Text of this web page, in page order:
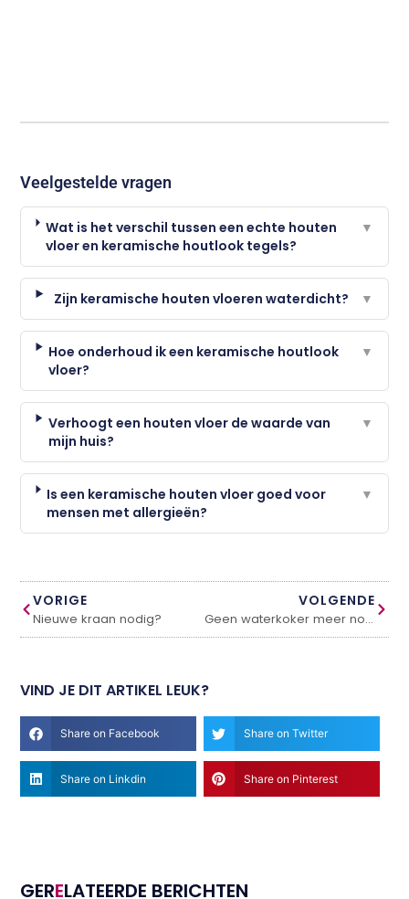
Veelgestelde vragen
Wat is het verschil tussen een echte houten
vloer en keramische houtlook tegels?
▼
Zijn keramische houten vloeren waterdicht? ▼
Hoe onderhoud ik een keramische houtlook
vloer?
▼
Verhoogt een houten vloer de waarde van
mijn huis?
▼
Is een keramische houten vloer goed voor
mensen met allergieën?
▼
VORIGE
Nieuwe kraan nodig?
VOLGENDE
Geen waterkoker meer nodig!
VIND JE DIT ARTIKEL LEUK?
Share on Facebook Share on Twitter
Share on Linkdin Share on Pinterest
GERELATEERDE BERICHTEN